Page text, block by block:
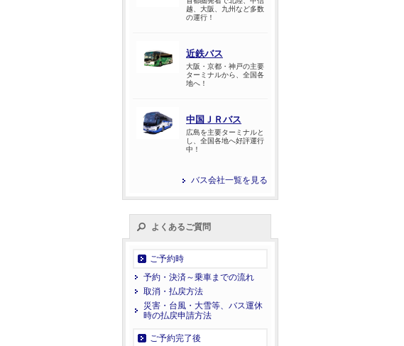
越、大阪、九州など多数
の運行！
近鉄バス
大阪・京都・神戸の主要
ターミナルから、全国各
地へ！
中国ＪＲバス
広島を主要ターミナルと
し、全国各地へ好評運行
中！
バス会社一覧を見る
よくあるご質問
ご予約時
予約・決済～乗車までの流れ
取消・払戻方法
災害・台風・大雪等、バス運休
時の払戻申請方法
ご予約完了後